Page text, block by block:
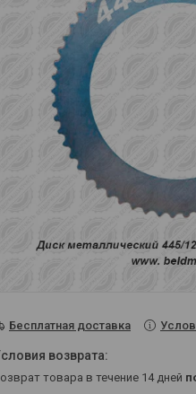
Бесплатная доставка
возврат товара в течение 14 дней